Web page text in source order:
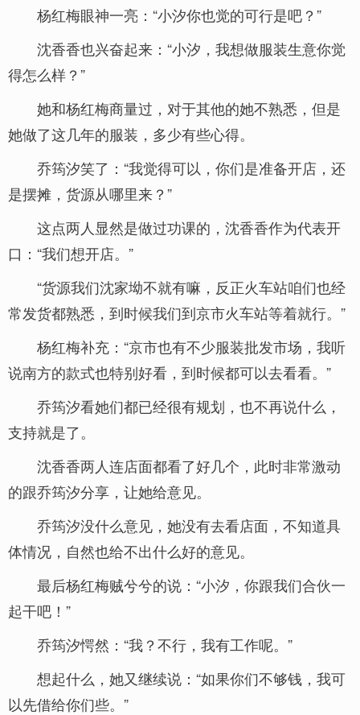
杨红梅眼神一亮：“小汐你也觉的可行是吧？”
沈香香也兴奋起来：“小汐，我想做服装生意你觉
得怎么样？”
她和杨红梅商量过，对于其他的她不熟悉，但是
她做了这几年的服装，多少有些心得。
乔筠汐笑了：“我觉得可以，你们是准备开店，还
是摆摊，货源从哪里来？”
这点两人显然是做过功课的，沈香香作为代表开
口：“我们想开店。”
“货源我们沈家坳不就有嘛，反正火车站咱们也经
常发货都熟悉，到时候我们到京市火车站等着就行。”
杨红梅补充：“京市也有不少服装批发市场，我听
说南方的款式也特别好看，到时候都可以去看看。”
乔筠汐看她们都已经很有规划，也不再说什么，
支持就是了。
沈香香两人连店面都看了好几个，此时非常激动
的跟乔筠汐分享，让她给意见。
乔筠汐没什么意见，她没有去看店面，不知道具
体情况，自然也给不出什么好的意见。
最后杨红梅贼兮兮的说：“小汐，你跟我们合伙一
起干吧！”
乔筠汐愕然：“我？不行，我有工作呢。”
想起什么，她又继续说：“如果你们不够钱，我可
以先借给你们些。”